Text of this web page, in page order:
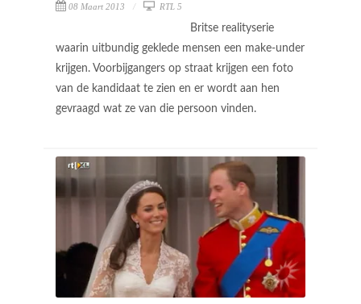
08 Maart 2013 RTL 5
Britse realityserie
waarin uitbundig geklede mensen een make-under
krijgen. Voorbijgangers op straat krijgen een foto
van de kandidaat te zien en er wordt aan hen
gevraagd wat ze van die persoon vinden.